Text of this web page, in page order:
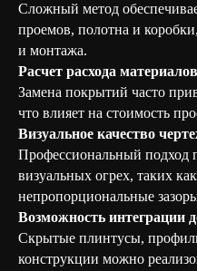
Сложный метод
проемов, полотна и
и монтажа.
Расчет расхода материалов
Замена покрытий часто
что влияет на стоимость
Визуальное качество
Профессиональный подход
визуальных огрех, таких
непропорциональные
Возможность интеграции
Скрытые плинтусы,
конструкции можно